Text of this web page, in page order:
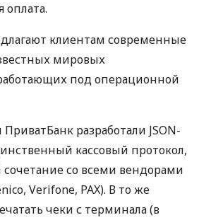
оплата.
клиентам современные
мировых
под операционной
разработали JSON-
кассовый протокол,
со всеми вендорами
Verifone, PAX). В то же
чеки с терминала (в